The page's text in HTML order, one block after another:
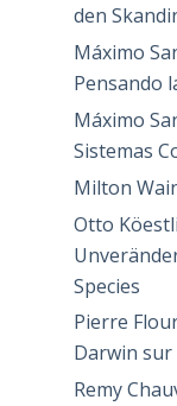
den
Máximo
Pensando
Máximo
Sistemas
Milton
Otto
Species
Pierre
Darwin sur
Remy